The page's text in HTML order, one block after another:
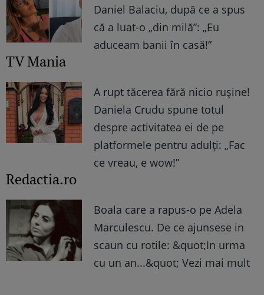
Daniel Balaciu, după ce a spus
că a luat-o „din milă”: „Eu
aduceam banii în casă!”
TV Mania
A rupt tăcerea fără nicio rușine!
Daniela Crudu spune totul
despre activitatea ei de pe
platformele pentru adulți: „Fac
ce vreau, e wow!”
Redactia.ro
Boala care a rapus-o pe Adela
Marculescu. De ce ajunsese in
scaun cu rotile: &quot;In urma
cu un an...&quot; Vezi mai mult